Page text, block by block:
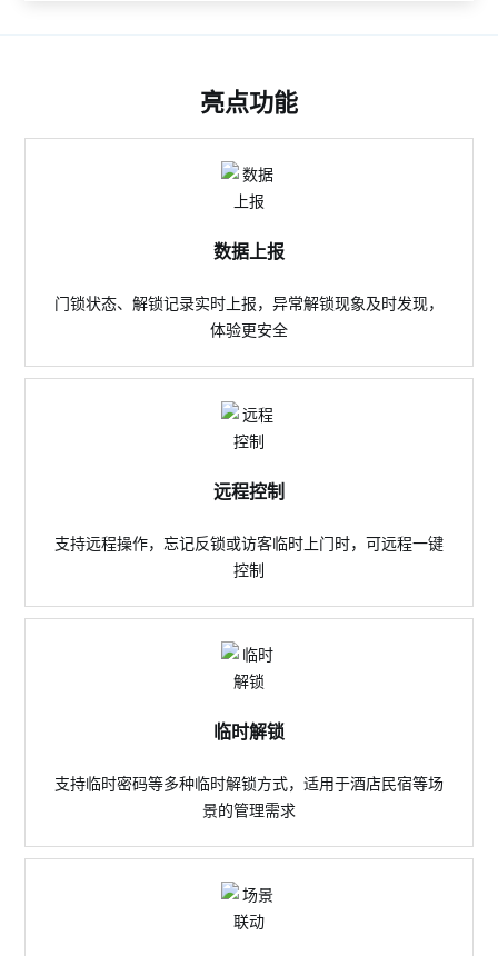
亮点功能
数据上报
门锁状态、解锁记录实时上报，异常解锁现象及时发现，
体验更安全
远程控制
支持远程操作，忘记反锁或访客临时上门时，可远程一键
控制
临时解锁
支持临时密码等多种临时解锁方式，适用于酒店民宿等场
景的管理需求